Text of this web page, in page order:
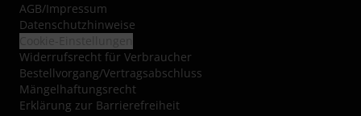
AGB/Impressum
Datenschutzhinweise
Widerrufsrecht für Verbraucher
Bestellvorgang/Vertragsabschluss
Mängelhaftungsrecht
Erklärung zur Barrierefreiheit